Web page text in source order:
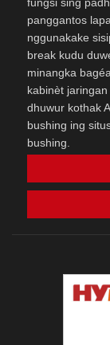
fungsi sing
panggantos
nggunakake
break kudu
minangka
kabinèt
dhuwur kothak
bushing ing
bushing.